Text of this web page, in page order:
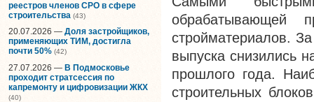
реестров членов СРО в сфере
строительства (43)
20.07.2026 — Доля застройщиков,
применяющих ТИМ, достигла
почти 50% (42)
27.07.2026 — В Подмосковье
проходит стратсессия по
капремонту и цифровизации ЖКХ
(40)
обрабатывающей
стройматериалов.
выпуска снизились
прошлого года.
строительных